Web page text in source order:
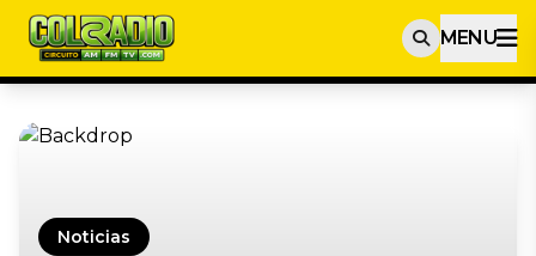
MENU
Noticias